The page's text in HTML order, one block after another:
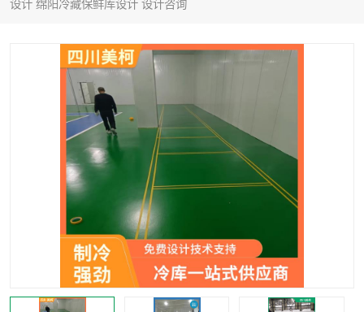
设计 绵阳冷藏保鲜库设计 设计咨询
冷库安装，冷库价格
成都冻库，成都冻库价格 绵阳冻库,绵阳保鲜冷库
德阳冻库安装，德阳冷库
价
南充冻库设计,南充冻库安 遂宁冻库
资阳冻库，资阳冻库安装 泸州冻库，泸州冷库
乐山冻库,乐山保鲜冷库 自贡冻库组装
雅安冷库,雅安冻库 攀枝花冻库
烘干冷链 冻库安装，小型冻库造价